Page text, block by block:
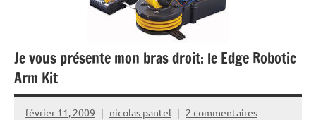
Je vous présente mon bras droit: le Edge Robotic
Arm Kit
février 11, 2009 nicolas pantel 2 commentaires